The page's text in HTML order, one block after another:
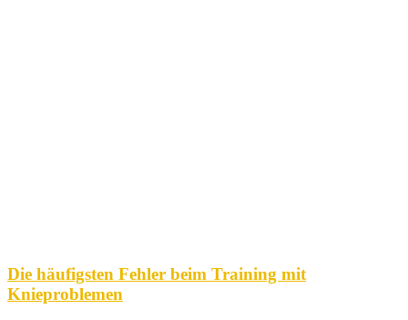
Die häufigsten Fehler beim Training mit
Knieproblemen